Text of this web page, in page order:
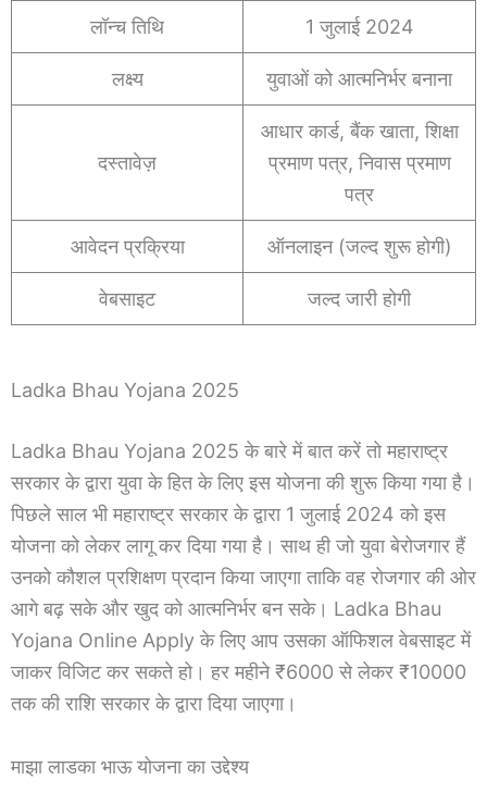
लॉन्च तिथि 1 जुलाई 2024
लक्ष्य युवाओं को आत्मनिर्भर बनाना
दस्तावेज़
आधार कार्ड, बैंक खाता, शिक्षा
प्रमाण पत्र, निवास प्रमाण
पत्र
आवेदन प्रक्रिया ऑनलाइन (जल्द शुरू होगी)
वेबसाइट जल्द जारी होगी
Ladka Bhau Yojana 2025
Ladka Bhau Yojana 2025 के बारे में बात करें तो महाराष्ट्र
सरकार के द्वारा युवा के हित के लिए इस योजना की शुरू किया गया है।
पिछले साल भी महाराष्ट्र सरकार के द्वारा 1 जुलाई 2024 को इस
योजना को लेकर लागू कर दिया गया है। साथ ही जो युवा बेरोजगार हैं
उनको कौशल प्रशिक्षण प्रदान किया जाएगा ताकि वह रोजगार की ओर
आगे बढ़ सके और खुद को आत्मनिर्भर बन सके। Ladka Bhau
Yojana Online Apply के लिए आप उसका ऑफिशल वेबसाइट में
जाकर विजिट कर सकते हो। हर महीने ₹6000 से लेकर ₹10000
तक की राशि सरकार के द्वारा दिया जाएगा।
माझा लाडका भाऊ योजना का उद्देश्य